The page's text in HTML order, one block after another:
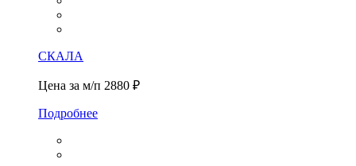
СКАЛА
Цена за м/п 2880 ₽
Подробнее